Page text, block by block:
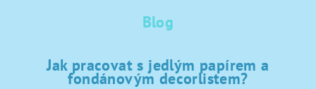
Blog
Jak pracovat s jedlým papírem a
fondánovým decorlistem?